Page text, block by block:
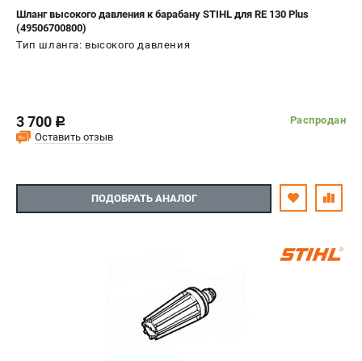
Шланг высокого давления к барабану STIHL для RE 130 Plus
(49506700800)
Тип шланга: высокого давления
3 700 c
Распродан
Оставить отзыв
ПОДОБРАТЬ АНАЛОГ